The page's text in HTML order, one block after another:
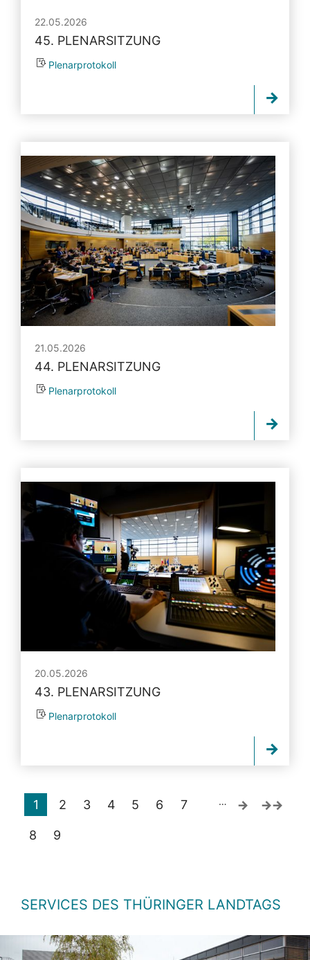
22.05.2026
45. PLENARSITZUNG
Plenarprotokoll
21.05.2026
44. PLENARSITZUNG
Plenarprotokoll
20.05.2026
43. PLENARSITZUNG
Plenarprotokoll
1 2 3 4 5 6 7
8 9
…
SERVICES DES THÜRINGER LANDTAGS